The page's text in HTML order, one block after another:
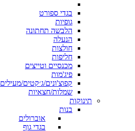
בגדי ספורט
גופיות
הלבשה תחתונה
הנעלה
חולצות
חליפות
מכנסיים וטייצים
פיג'מות
קפוצ'ונים/ג׳קטים/מעילים
שמלות/חצאיות
תינוקות
בנות
אוברולים
בגדי גוף